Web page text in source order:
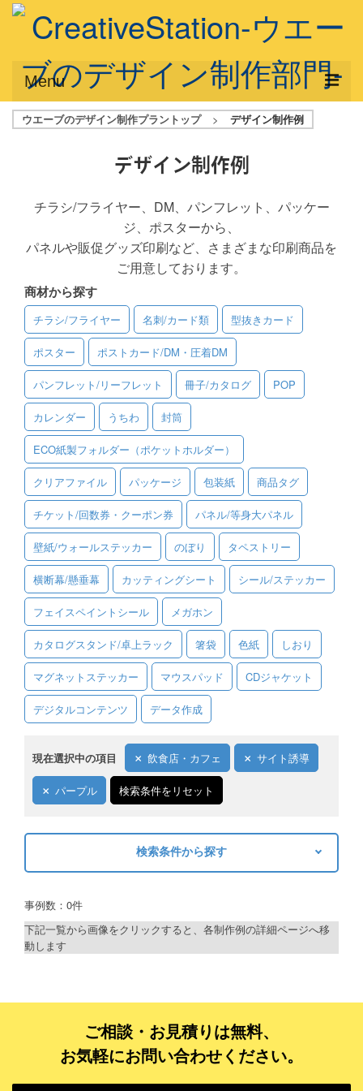
Menu
サービス概要
デザインプラン
フルデザイン
データ修正
写真からイラスト作成
デザイン制作例
ご利用料金
ご利用ガイド
ご利用の流れ
ご注文方法について
キャンセルについて
FAQ（よくあるご質問）
資料をダウンロード
ご利用規約
お見積り・お問合せ
ウエーブのデザイン制作プラントップ > デザイン制作例
デザイン制作例
チラシ/フライヤー、DM、パンフレット、パッケー
ジ、ポスターから、
パネルや販促グッズ印刷など、さまざまな印刷商品を
ご用意しております。
商材から探す
チラシ/フライヤー 名刺/カード類 型抜きカード
ポスター ポストカード/DM・圧着DM
パンフレット/リーフレット 冊子/カタログ POP
カレンダー うちわ 封筒
ECO紙製フォルダー（ポケットホルダー）
クリアファイル パッケージ 包装紙 商品タグ
チケット/回数券・クーポン券 パネル/等身大パネル
壁紙/ウォールステッカー のぼり タペストリー
横断幕/懸垂幕 カッティングシート シール/ステッカー
フェイスペイントシール メガホン
カタログスタンド/卓上ラック 箸袋 色紙 しおり
マグネットステッカー マウスパッド CDジャケット
デジタルコンテンツ データ作成
現在選択中の項目 飲食店・カフェ サイト誘導
パープル 検索条件をリセット
検索条件から探す
制作プランで探す
ベーシックコース
シルバーコース
ゴールドコース
事例数：0件
下記一覧から画像をクリックすると、各制作例の詳細ページへ移
動します
ご相談・お見積りは無料、
お気軽にお問い合わせください。